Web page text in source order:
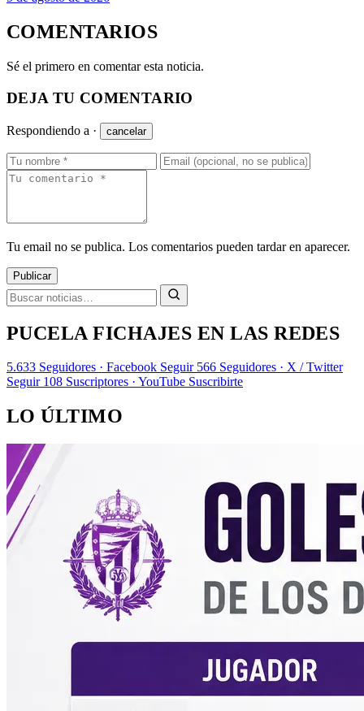
COMENTARIOS
Sé el primero en comentar esta noticia.
DEJA TU COMENTARIO
Respondiendo a · cancelar
Tu email no se publica. Los comentarios pueden tardar en aparecer.
Publicar
PUCELA FICHAJES EN LAS REDES
5.633 Seguidores · Facebook Seguir 566 Seguidores · X / Twitter
Seguir 108 Suscriptores · YouTube Suscribirte
LO ÚLTIMO